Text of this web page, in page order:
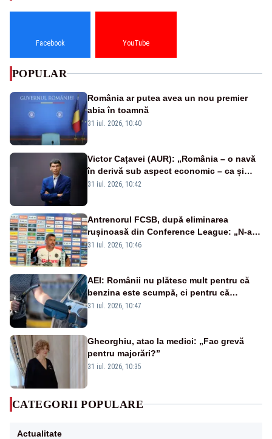
Facebook YouTube
POPULAR
România ar putea avea un nou premier
abia în toamnă
31 iul. 2026, 10:40
Victor Cațavei (AUR): „România – o navă
în derivă sub aspect economic – ca și
rezultat al guvernărilor din ultimii 36 de
31 iul. 2026, 10:42
Antrenorul FCSB, după eliminarea
rușinoasă din Conference League: „N-ai
cum să nu scoți în evidență și lucrurile
31 iul. 2026, 10:46
AEI: Românii nu plătesc mult pentru că
benzina este scumpă, ci pentru că
benzina ieftină e taxată scump
31 iul. 2026, 10:47
Gheorghiu, atac la medici: „Fac grevă
pentru majorări?”
31 iul. 2026, 10:35
CATEGORII POPULARE
Actualitate